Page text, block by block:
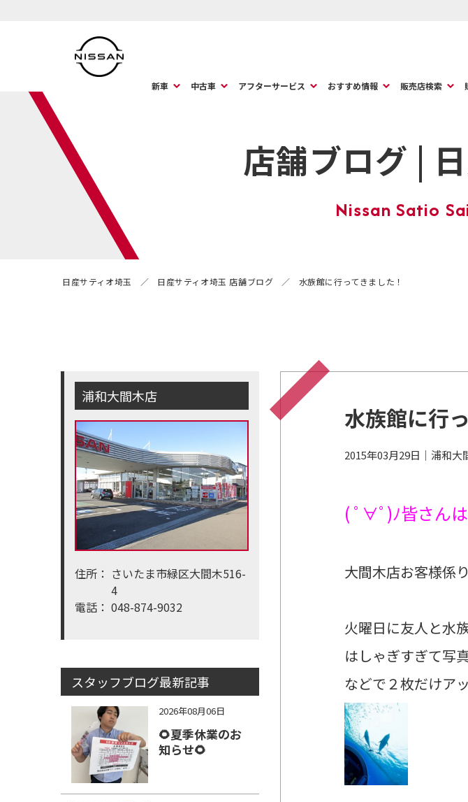
新車 中古車 アフターサービス おすすめ情報 販売店検索
店舗ブログ |
日産サティオ埼玉 日産サティオ埼玉 店舗ブログ 水族館に行ってきました！
水族館に行
2015年03月29日 ｜ 浦和大
( ﾟ∀ﾟ)ﾉ皆さん
大間木店お客様係
火曜日に友人と水
はしゃぎすぎて写
などで２枚だけア
浦和大間木店
住所： さいたま市緑区大間木516-
4
電話： 048-874-9032
スタッフブログ最新記事
2026年08月06日
🌻夏季休業のお
知らせ🌻